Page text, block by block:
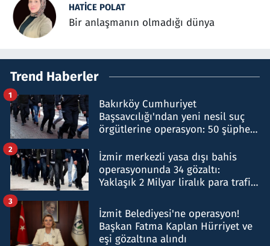
HATICE POLAT
Bir anlaşmanın olmadığı dünya
Trend Haberler
Bakırköy Cumhuriyet
Başsavcılığı'ndan yeni nesil suç
örgütlerine operasyon: 50 şüpheli
1
İzmir merkezli yasa dışı bahis
operasyonunda 34 gözaltı:
Yaklaşık 2 Milyar liralık para trafiği
2
İzmit Belediyesi'ne operasyon!
Başkan Fatma Kaplan Hürriyet ve
eşi gözaltına alındı
3